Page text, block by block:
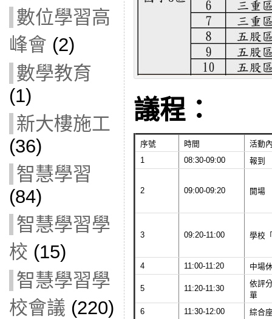
數位學習高
峰會 (2)
數學教育
(1)
新大樓施工
(36)
智慧學習
(84)
智慧學習學
校 (15)
智慧學習學
校會議 (220)
議程：
序號 時間
活動
1
08:30-09:00 報到
2 09:00-09:20 開場
3 09:20-11:00 學校
4 11:00-11:20 中場
5 11:20-11:30
依評
單
6
11:30-12:00
綜合